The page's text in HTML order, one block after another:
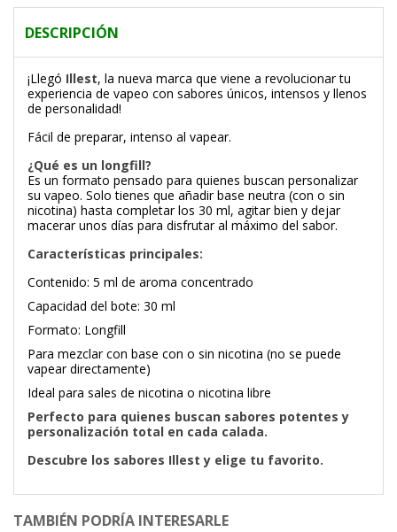
DESCRIPCIÓN
¡Llegó Illest, la nueva marca que viene a revolucionar tu
experiencia de vapeo con sabores únicos, intensos y llenos
de personalidad!
Fácil de preparar, intenso al vapear.
¿Qué es un longfill?
Es un formato pensado para quienes buscan personalizar
su vapeo. Solo tienes que añadir base neutra (con o sin
nicotina) hasta completar los 30 ml, agitar bien y dejar
macerar unos días para disfrutar al máximo del sabor.
Características principales:
Contenido: 5 ml de aroma concentrado
Capacidad del bote: 30 ml
Formato: Longfill
Para mezclar con base con o sin nicotina (no se puede
vapear directamente)
Ideal para sales de nicotina o nicotina libre
Perfecto para quienes buscan sabores potentes y
personalización total en cada calada.
Descubre los sabores Illest y elige tu favorito.
TAMBIÉN PODRÍA INTERESARLE